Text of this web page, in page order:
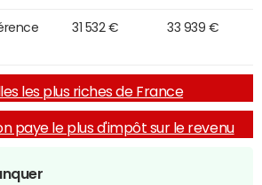
31 532 € 33 939 €
les plus riches de France
paye le plus d'impôt sur le revenu